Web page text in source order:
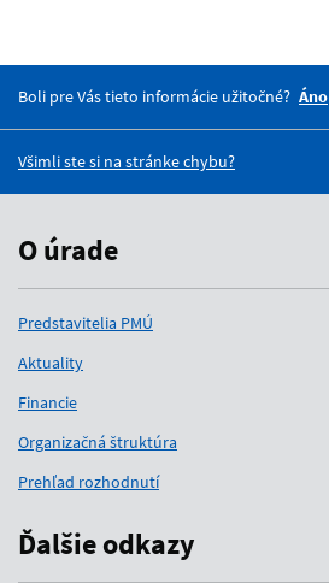
Boli pre Vás tieto informácie užitočné? Áno
Všimli ste si na stránke chybu?
O úrade
Predstavitelia PMÚ
Aktuality
Financie
Organizačná štruktúra
Prehľad rozhodnutí
Ďalšie odkazy